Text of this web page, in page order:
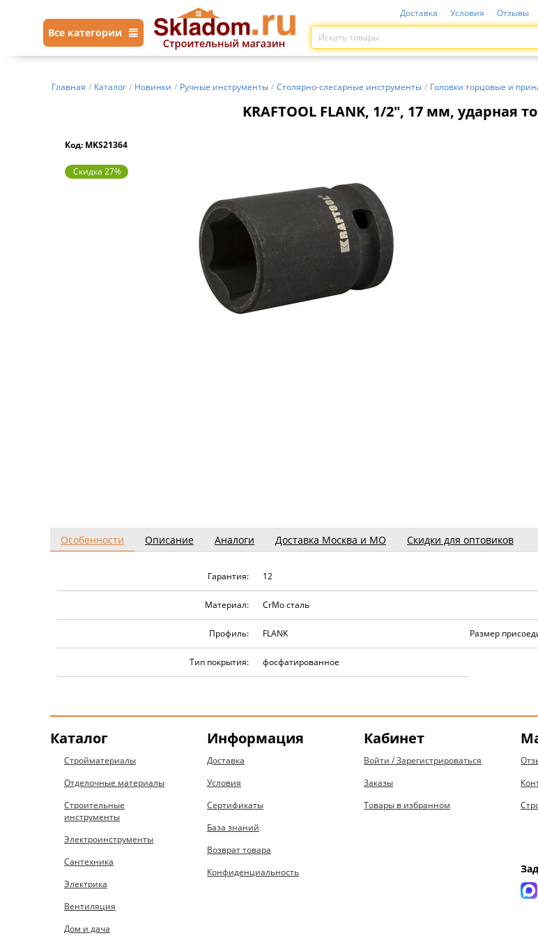
Все категории
Доставка Условия Отзывы
Главная / Каталог / Новинки / Ручные инструменты / Столярно-слесарные инструменты / Головки торцовые и
KRAFTOOL FLANK, 1/2″, 17 мм, ударная
Код: MKS21364
Скидка 27%
Особенности Описание Аналоги Доставка Москва и МО Скидки для оптовиков
Гарантия: 12
Материал: CrMo сталь
Профиль: FLANK Размер
Тип покрытия: фосфатированное
Каталог
Стройматериалы
Отделочные материалы
Строительные
инструменты
Электроинструменты
Сантехника
Электрика
Вентиляция
Дом и дача
Информация
Доставка
Условия
Сертификаты
База знаний
Возврат товара
Конфиденциальность
Кабинет
Войти / Зарегистрироваться
Заказы
Товары в избранном